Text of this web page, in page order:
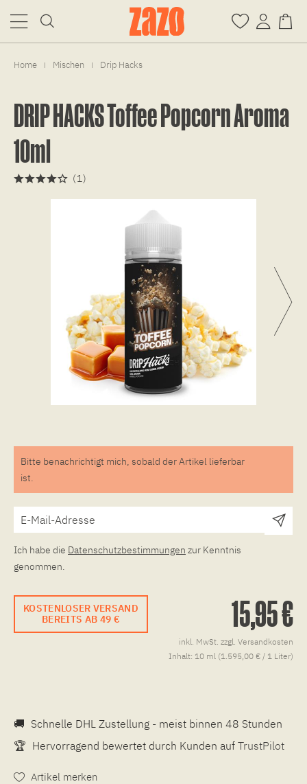
Home | Mischen | Drip Hacks
DRIP HACKS Toffee Popcorn Aroma
10ml
(1 )
Bitte benachrichtigt mich, sobald der Artikel lieferbar
ist.
Ich habe die Datenschutzbestimmungen zur Kenntnis
genommen.
KOSTENLOSER VERSAND
BEREITS AB 49 €
15,95 €
inkl. MwSt. zzgl. Versandkosten
Inhalt: 10 ml (1.595,00 € / 1 Liter)
🚚 Schnelle DHL Zustellung - meist binnen 48 Stunden
🏆 Hervorragend bewertet durch Kunden auf TrustPilot
Artikel merken